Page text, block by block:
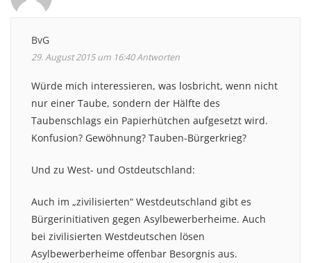
BvG
29. August 2015 um 16:40Antworten
Würde mich interessieren, was losbricht, wenn nicht
nur einer Taube, sondern der Hälfte des
Taubenschlags ein Papierhütchen aufgesetzt wird.
Konfusion? Gewöhnung? Tauben-Bürgerkrieg?
Und zu West- und Ostdeutschland:
Auch im „zivilisierten“ Westdeutschland gibt es
Bürgerinitiativen gegen Asylbewerberheime. Auch
bei zivilisierten Westdeutschen lösen
Asylbewerberheime offenbar Besorgnis aus.